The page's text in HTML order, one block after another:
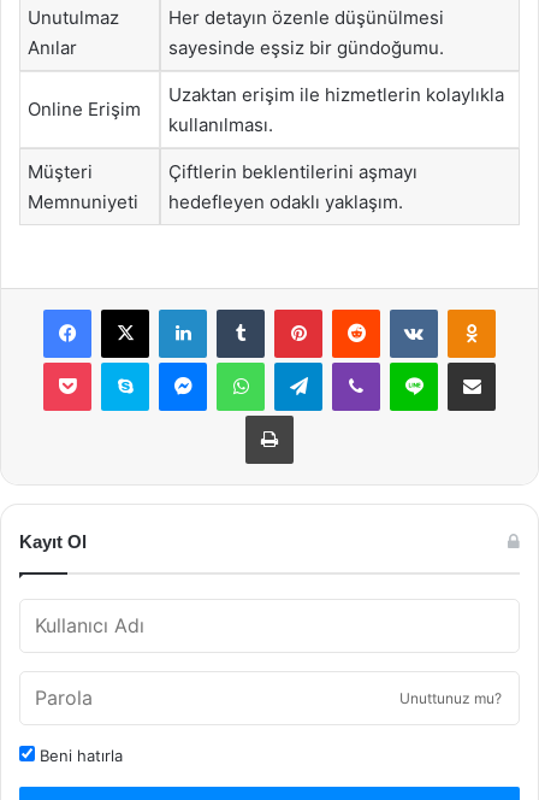
Unutulmaz
Anılar
Her detayın özenle düşünülmesi
sayesinde eşsiz bir gündoğumu.
Online Erişim
Uzaktan erişim ile hizmetlerin kolaylıkla
kullanılması.
Müşteri
Memnuniyeti
Çiftlerin beklentilerini aşmayı
hedefleyen odaklı yaklaşım.
Facebook
X LinkedInTumblr PinterestReddit VKontakte
Pocket Skype MessengerWhatsAppTelegramViber Line E-Posta ile
Yazdır
Kayıt Ol
Unuttunuz mu?
Beni hatırla